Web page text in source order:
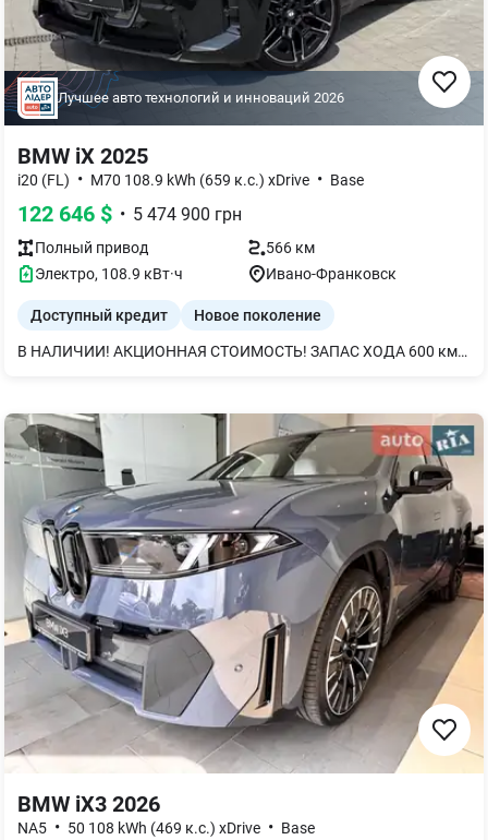
Лучшее авто технологий и инноваций 2026
BMW iX 2025
i20 (FL) • M70 108.9 kWh (659 к.с.) xDrive • Base
122 646 $ • 5 474 900 грн
Полный привод
566 км
Электро, 108.9 кВт·ч Ивано-Франковск
Доступный кредит Новое поколение
В НАЛИЧИИ! АКЦИОННАЯ СТОИМОСТЬ! ЗАПАС ХОДА 600 км! МОЩНОСТЬ 659 л.с.! РАЗГОН ДО 100 км/ч за 3.7 сек Индикатор давления в шинах Комплект для ремонта шин Система комфортного доступа Климатически комфортное ветровое стекло Солнцезащитное остекление Активная вентиляция передних сидений Пакет подогрева Активная система помощи при парковке `Parking Assistant Plus` Пакет Connected неограниченный Беспроводная зарядка с охлаждением устройства Меню на украинском языке Руководство пользователя на украинском языке
BMW iX3 2026
NA5 • 50 108 kWh (469 к.с.) xDrive • Base